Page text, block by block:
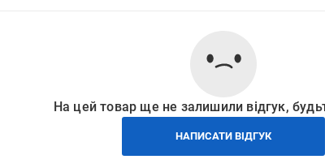
На цей товар ще не залишили відгук,
НАПИСАТИ ВІДГУК